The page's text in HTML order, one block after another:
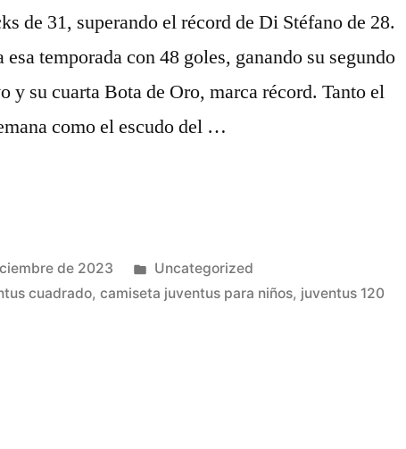
de 31, superando el récord de Di Stéfano de 28.
temporada con 48 goles, ganando su segundo
y su cuarta Bota de Oro, marca récord. Tanto el
como el escudo del …
de 2023
Publicado
en
Uncategorized
cuadrado,camiseta juventus para niños, juventus 120